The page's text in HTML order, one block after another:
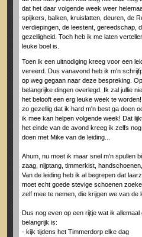
dat het daar volgende week weer
spijkers, balken, kruislatten, deuren, de
verdiepingen, de leestent, gereedschap,
gezelligheid. Toch heb ik me laten
leuke boel is.
Toen ik een uitnodiging kreeg voor een
vereerd. Dus vanavond heb ik m'n
op weg gegaan naar deze bespreking.
belangrijke dingen overlegd. Ik zal jullie
het belooft een erg leuke week te
zo gezellig dat ik hard m'n best ga doen
ik mee kan helpen volgende week! Dat
het einde van de avond kreeg ik zelfs
doen met Mike van de leiding...
Ahum, nu moet ik maar snel m'n spullen
zaag, nijptang, timmerkist,
Van de leiding heb ik al begrepen dat
moet echt goede stevige schoenen
zelf mee te nemen, die krijgen we van de
Dus nog even op een rijtje wat ik
belangrijk is:
- kijk tijdens het Timmerdorp elke dag